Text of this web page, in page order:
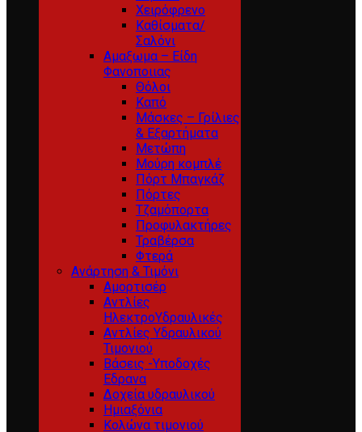
Χειρόφρενο
Καθίσματα/
Σαλόνι
Αμαξωμα – Είδη
Φανοποιιας
Θόλοι
Καπό
Μάσκες – Γρίλιες
& Εξαρτήματα
Μετώπη
Μούρη κομπλέ
Πόρτ Μπαγκάζ
Πόρτες
Τζαμόπορτα
Προφυλακτήρες
Τραβέρσα
Φτερά
Ανάρτηση & Τιμόνι
Αμορτισέρ
Αντλίες
ΗλεκτροΥδραυλικές
Αντλίες Υδραυλικού
Τιμονιού
Βάσεις -Υποδοχές
Εδρανα
Δοχεία υδραυλικού
Ημιαξόνια
Κολώνα τιμονιού